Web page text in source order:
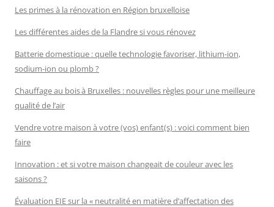
Les primes à la rénovation en Région bruxelloise
Les différentes aides de la Flandre si vous rénovez
Batterie domestique : quelle technologie favoriser, lithium-ion,
sodium-ion ou plomb ?
Chauffage au bois à Bruxelles : nouvelles règles pour une meilleure
qualité de l’air
Vendre votre maison à votre (vos) enfant(s) : voici comment bien
faire
Innovation : et si votre maison changeait de couleur avec les
saisons ?
Évaluation EIE sur la « neutralité en matière d’affectation des